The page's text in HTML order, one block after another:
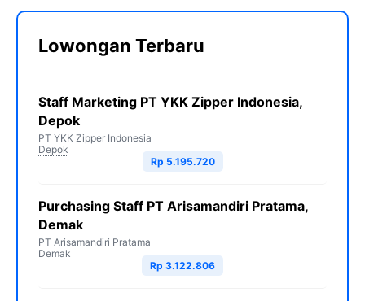
Lowongan Terbaru
Staff Marketing PT YKK Zipper Indonesia,
Depok
PT YKK Zipper Indonesia
Depok
Rp 5.195.720
Purchasing Staff PT Arisamandiri Pratama,
Demak
PT Arisamandiri Pratama
Demak
Rp 3.122.806